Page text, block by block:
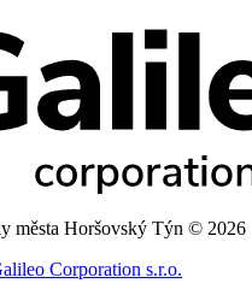
města Horšovský Týn © 2026
Corporation s.r.o.